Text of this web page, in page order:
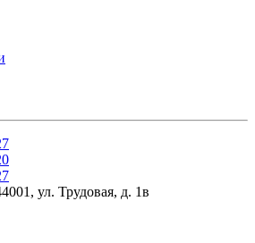
ул. Трудовая, д. 1в